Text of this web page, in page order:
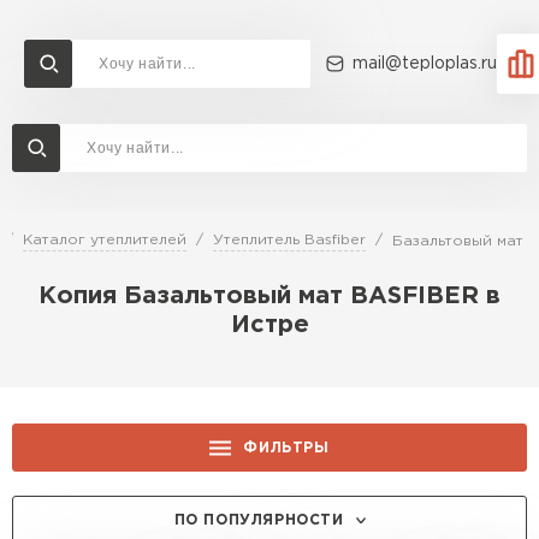
mail@teploplas.ru
Каталог утеплителей Утеплитель Basfiber Базальтовый мат
Копия Базальтовый мат BASFIBER в
Истре
ФИЛЬТРЫ
ПО ПОПУЛЯРНОСТИ
Доставка и оплата
Перейти в каталог
Утеплитель Ветонит
Утеплитель Profiplex
ПЕРЕЙТИ
Утеплитель Rockwool